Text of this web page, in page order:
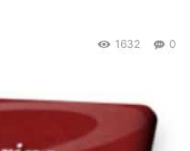
0
1632